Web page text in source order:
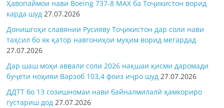
Ҳавопаймои нави Boeing 737-8 MAX ба Тоҷикистон ворид
карда шуд 27.07.2026
Донишгоҳи славянии Русияву Тоҷикистон дар соли нави
таҳсил бо як қатор навгониҳои муҳим ворид мегардад
27.07.2026
Дар шаш моҳи аввали соли 2026 нақшаи қисми даромади
буҷети ноҳияи Варзоб 103,4 фоиз иҷро шуд 27.07.2026
ДДТТ бо 13 созишномаи нави байналмилалӣ ҳамкориро
густариш дод 27.07.2026